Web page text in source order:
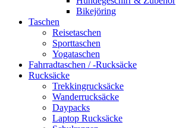
Bikejöring
Taschen
Reisetaschen
Sporttaschen
Yogataschen
Fahrradtaschen / -Rucksäcke
Rucksäcke
Trekkingrucksäcke
Wanderrucksäcke
Daypacks
Laptop Rucksäcke